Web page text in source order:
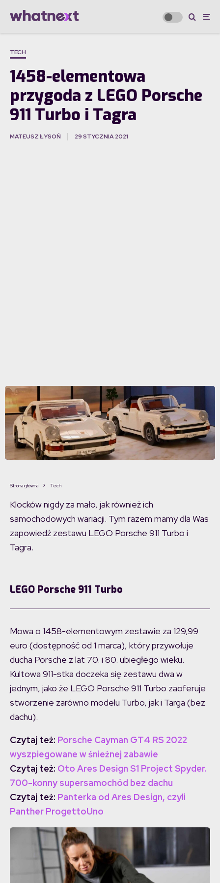
TECH
1458-elementowa
przygoda z LEGO Porsche
911 Turbo i Tagra
MATEUSZ ŁYSOŃ 29 STYCZNIA 2021
Strona główna Tech
Klocków nigdy za mało, jak również ich
samochodowych wariacji. Tym razem mamy dla Was
zapowiedź zestawu LEGO Porsche 911 Turbo i
Tagra.
LEGO Porsche 911 Turbo
Mowa o 1458-elementowym zestawie za 129,99
euro (dostępność od 1 marca), który przywołuje
ducha Porsche z lat 70. i 80. ubiegłego wieku.
Kultowa 911-stka doczeka się zestawu dwa w
jednym, jako że LEGO Porsche 911 Turbo zaoferuje
stworzenie zarówno modelu Turbo, jak i Targa (bez
dachu).
Czytaj też: Porsche Cayman GT4 RS 2022
wyszpiegowane w śnieżnej zabawie
Czytaj też: Oto Ares Design S1 Project Spyder.
700-konny supersamochód bez dachu
Czytaj też: Panterka od Ares Design, czyli
Panther ProgettoUno